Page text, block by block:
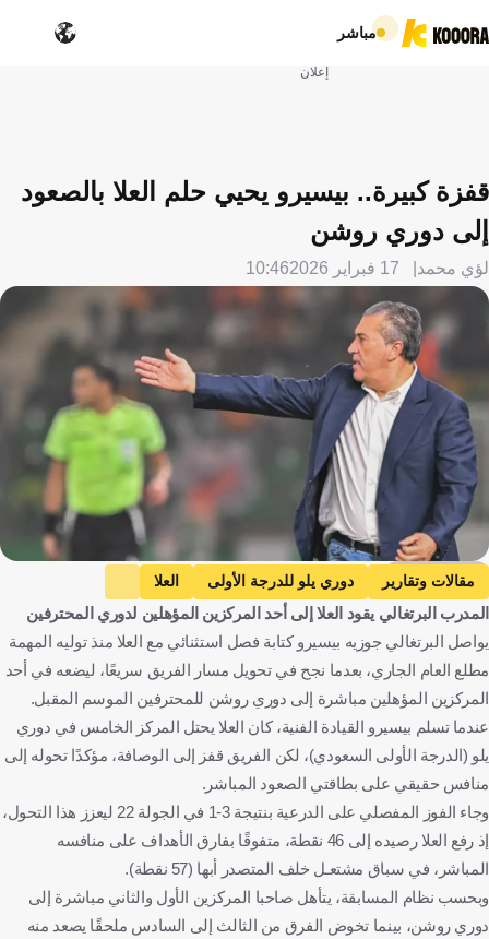
مباشر
إعلان
قفزة كبيرة.. بيسيرو يحيي حلم العلا بالصعود
إلى دوري روشن
لؤي محمد 17 فبراير 2026 10:46
Getty Images
مقالات وتقارير دوري يلو للدرجة الأولى
العلا
خوسيه بيسيرو
المملكة العربية السعودية البرتغال كرة قدم
المدرب البرتغالي يقود العلا إلى أحد المركزين المؤهلين لدوري المحترفين
يواصل البرتغالي جوزيه بيسيرو كتابة فصل استثنائي مع العلا منذ توليه المهمة
مطلع العام الجاري، بعدما نجح في تحويل مسار الفريق سريعًا، ليضعه في أحد
المركزين المؤهلين مباشرة إلى دوري روشن للمحترفين الموسم المقبل.
عندما تسلم بيسيرو القيادة الفنية، كان العلا يحتل المركز الخامس في دوري
يلو (الدرجة الأولى السعودي)، لكن الفريق قفز إلى الوصافة، مؤكدًا تحوله إلى
منافس حقيقي على بطاقتي الصعود المباشر.
وجاء الفوز المفصلي على الدرعية بنتيجة 3-1 في الجولة 22 ليعزز هذا التحول،
إذ رفع العلا رصيده إلى 46 نقطة، متفوقًا بفارق الأهداف على منافسه
المباشر، في سباق مشتعـل خلف المتصدر أبها (57 نقطة).
وبحسب نظام المسابقة، يتأهل صاحبا المركزين الأول والثاني مباشرة إلى
دوري روشن، بينما تخوض الفرق من الثالث إلى السادس ملحقًا يصعد منه